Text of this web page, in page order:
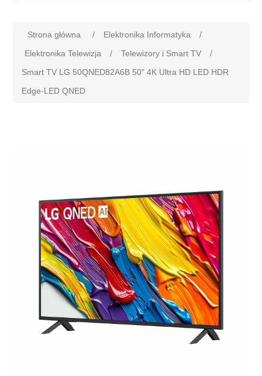
Strona główna / Elektronika Informatyka
/
Elektronika Telewizja
/ Telewizory i Smart TV
/
Smart TV LG 50QNED82A6B 50" 4K Ultra HD LED HDR
Edge-LED QNED